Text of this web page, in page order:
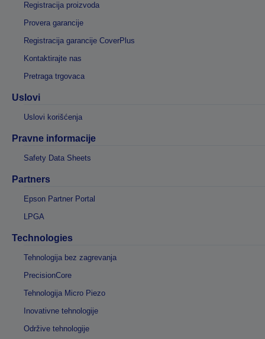
Registracija proizvoda
Provera garancije
Registracija garancije CoverPlus
Kontaktirajte nas
Pretraga trgovaca
Uslovi
Uslovi korišćenja
Pravne informacije
Safety Data Sheets
Partners
Epson Partner Portal
LPGA
Technologies
Tehnologija bez zagrevanja
PrecisionCore
Tehnologija Micro Piezo
Inovativne tehnologije
Održive tehnologije